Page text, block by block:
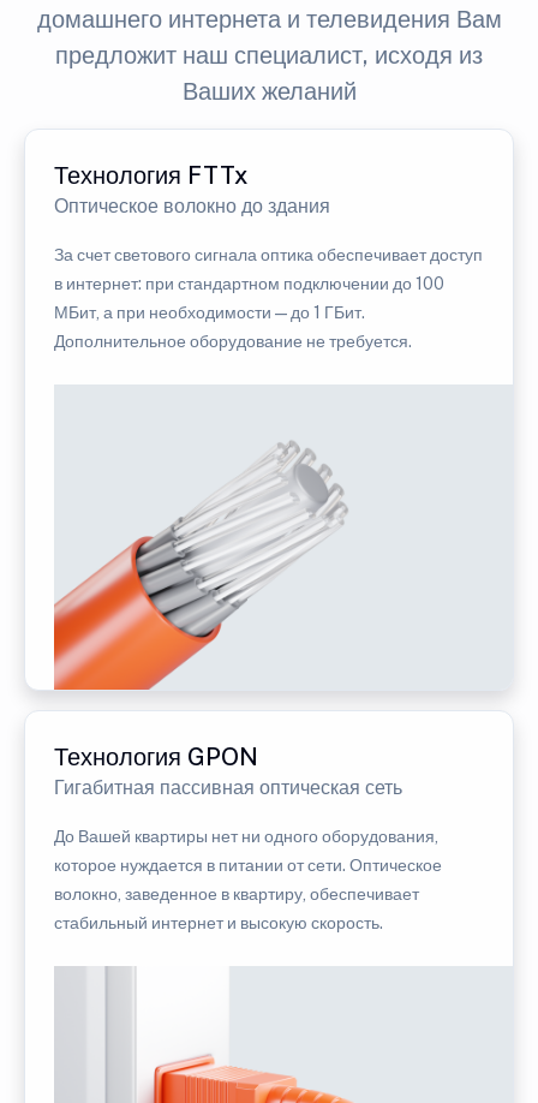
домашнего интернета и телевидения Вам
предложит наш специалист, исходя из
Ваших желаний
Технология FTTx
Оптическое волокно до здания
За счет светового сигнала оптика обеспечивает доступ
в интернет: при стандартном подключении до 100
МБит, а при необходимости — до 1 ГБит.
Дополнительное оборудование не требуется.
Технология GPON
Гигабитная пассивная оптическая сеть
До Вашей квартиры нет ни одного оборудования,
которое нуждается в питании от сети. Оптическое
волокно, заведенное в квартиру, обеспечивает
стабильный интернет и высокую скорость.